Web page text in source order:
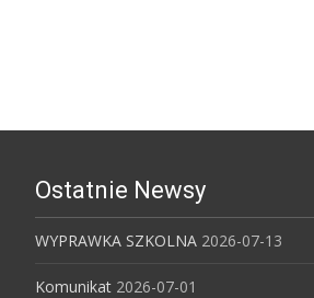
Ostatnie Newsy
WYPRAWKA SZKOLNA 2026-07-13
Komunikat 2026-07-01